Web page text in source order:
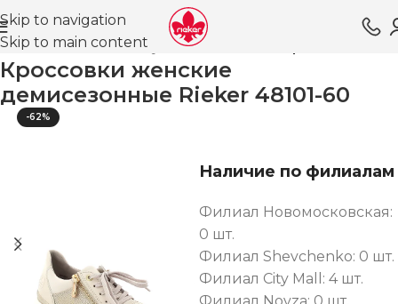
Skip to navigation
Skip to main content
Главная Магазин Обувь для женщин
Кроссовки женские
демисезонные Rieker 48101-60
-62%
Наличие по филиалам
Филиал Новомосковская:
0 шт.
Филиал Shevchenko: 0 шт.
Филиал City Mall: 4 шт.